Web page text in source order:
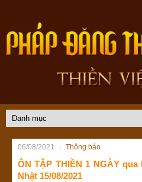
06/08/2021 Thông báo
ÔN TẬP THIỀN 1 NGÀY
Nhật 15/08/2021